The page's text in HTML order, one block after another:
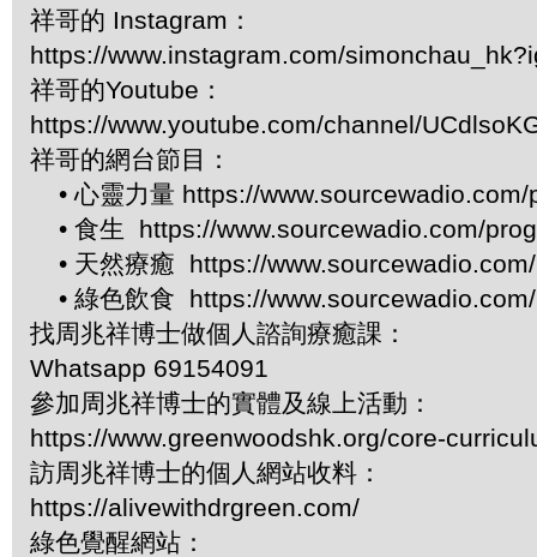
祥哥的 Instagram：
https://www.instagram.com/
祥哥的Youtube：
https://www.youtube.com/channel/
祥哥的網台節目：
• 心靈力量 https://
• 食生 https://www.sourcewadio.com/
• 天然療癒 https://
• 綠色飲食 https://
找周兆祥博士做個人諮詢療癒課：
Whatsapp 69154091
參加周兆祥博士的實體及線上活動：
https://www.greenwoodshk.org/core-
訪周兆祥博士的個人網站收料：
https://alivewithdrgreen.com/
綠色覺醒網站：